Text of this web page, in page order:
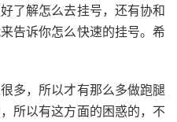
了解怎么去挂号，还有协和
告诉你怎么快速的挂号。希
多，所以才有那么多做跑腿
所以有这方面的困惑的，不